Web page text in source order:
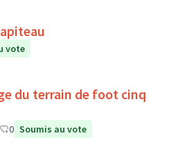
vote
du terrain de foot cinq
0 Soumis au vote